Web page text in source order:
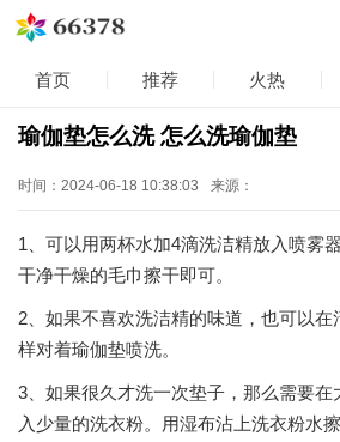
首页 推荐 火热
瑜伽垫怎么洗 怎么洗瑜伽垫
时间：2024-06-18 10:38:03 来源：
1、可以用两杯水加4滴洗洁精放入喷雾
干净干燥的毛巾擦干即可。
2、如果不喜欢洗洁精的味道，也可以在
样对着瑜伽垫喷洗。
3、如果很久才洗一次垫子，那么需要在
入少量的洗衣粉。用湿布沾上洗衣粉水